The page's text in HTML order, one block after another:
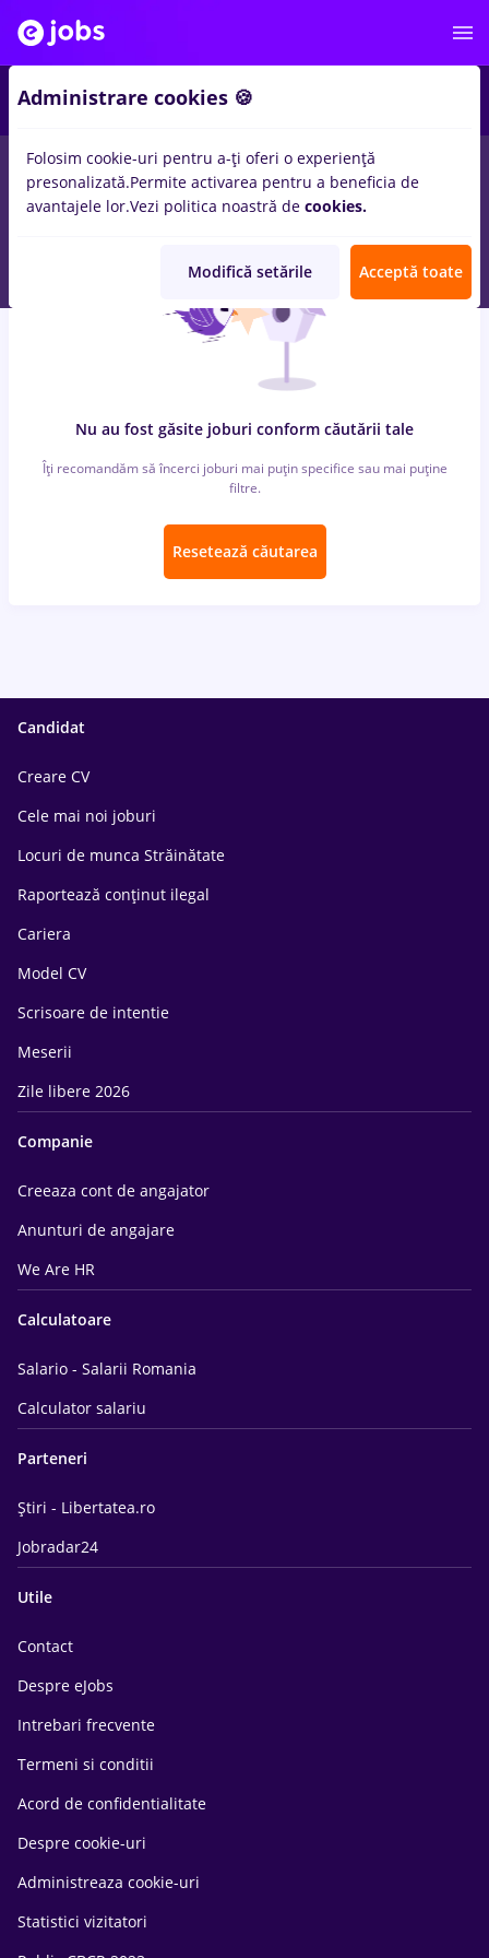
locuri de muncamdpi, Full timein Strainatatepentru
StudentinTransport / Distributie, Medicina / Sanatate
Nu au fost găsite joburi conform căutării tale
Îți recomandăm să încerci joburi mai puțin specifice sau mai puține
filtre.
Resetează căutarea
Candidat
Creare CV
Cele mai noi joburi
Locuri de munca Străinătate
Raportează conținut ilegal
Cariera
Model CV
Scrisoare de intentie
Meserii
Zile libere 2026
Companie
Creeaza cont de angajator
Anunturi de angajare
We Are HR
Calculatoare
Salario - Salarii Romania
Calculator salariu
Parteneri
Știri - Libertatea.ro
Jobradar24
Utile
Contact
Despre eJobs
Intrebari frecvente
Termeni si conditii
Acord de confidentialitate
Despre cookie-uri
Administreaza cookie-uri
Statistici vizitatori
Administrare cookies 🍪
Folosim cookie-uri pentru a-ți oferi o experiență
presonalizată.Permite activarea pentru a beneficia de
avantajele lor.Vezi politica noastră de cookies.
Modifică setările Acceptă toate